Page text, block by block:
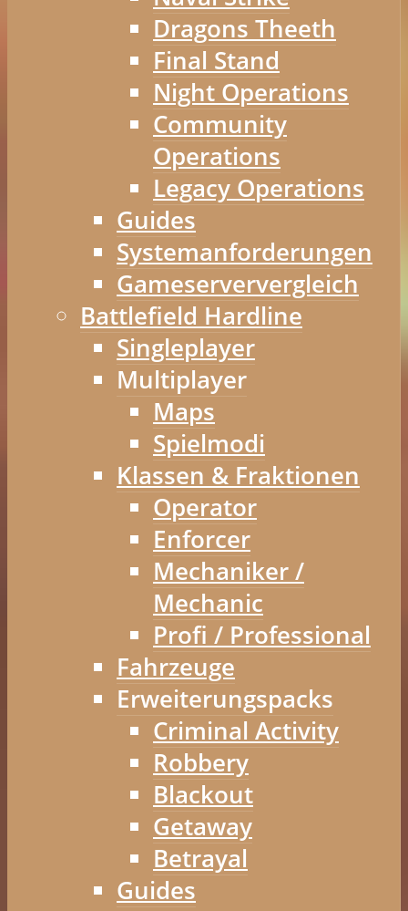
Dragons Theeth
Final Stand
Night Operations
Community
Operations
Legacy Operations
Guides
Systemanforderungen
Gameserververgleich
Battlefield Hardline
Singleplayer
Multiplayer
Maps
Spielmodi
Klassen & Fraktionen
Operator
Enforcer
Mechaniker /
Mechanic
Profi / Professional
Fahrzeuge
Erweiterungspacks
Criminal Activity
Robbery
Blackout
Getaway
Betrayal
Guides